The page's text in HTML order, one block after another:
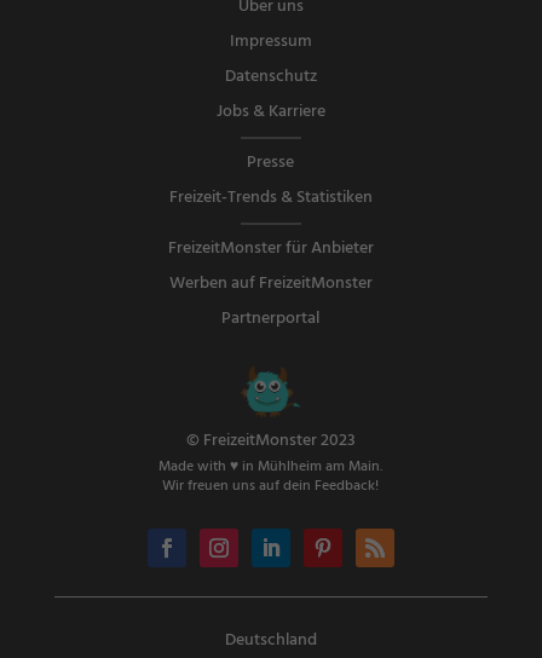
Über uns
Impressum
Datenschutz
Jobs & Karriere
Presse
Freizeit-Trends & Statistiken
FreizeitMonster für Anbieter
Werben auf FreizeitMonster
Partnerportal
© FreizeitMonster 2023
Made with ♥ in Mühlheim am Main.
Wir freuen uns auf dein Feedback!
Deutschland